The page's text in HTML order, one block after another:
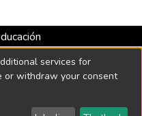
hasta 2026 -
de 2018
services for
or withdraw your consent